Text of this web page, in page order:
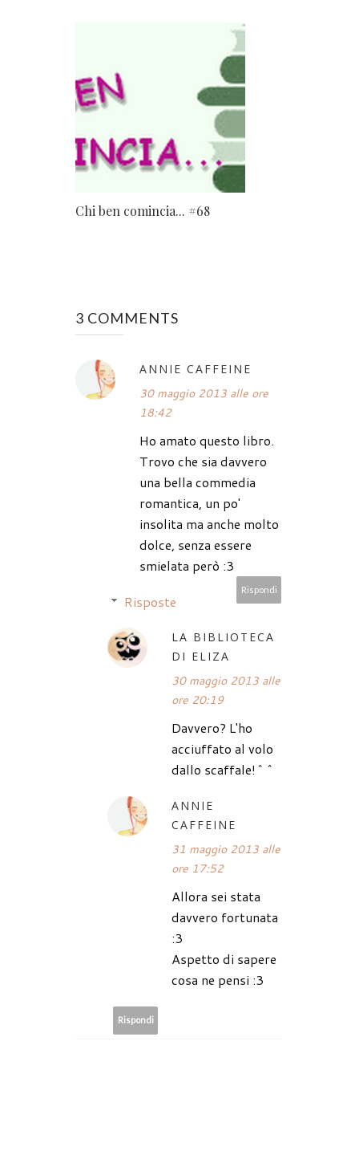
Chi ben comincia... #68
3 COMMENTS
ANNIE CAFFEINE
30 maggio 2013 alle ore
18:42
Ho amato questo libro.
Trovo che sia davvero
una bella commedia
romantica, un po'
insolita ma anche molto
dolce, senza essere
smielata però :3
Rispondi
Risposte
LA BIBLIOTECA
DI ELIZA
30 maggio 2013 alle
ore 20:19
Davvero? L'ho
acciuffato al volo
dallo scaffale!^^
ANNIE
CAFFEINE
31 maggio 2013 alle
ore 17:52
Allora sei stata
davvero fortunata
:3
Aspetto di sapere
cosa ne pensi :3
Rispondi